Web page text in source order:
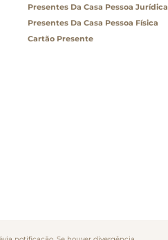
Presentes Da Casa Pessoa Jurídica
Presentes Da Casa Pessoa Física
Cartão Presente